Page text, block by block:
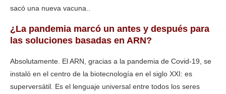
sacó una nueva vacuna..
¿La pandemia marcó un antes y después para
las soluciones basadas en ARN?
Absolutamente. El ARN, gracias a la pandemia de Covid-19, se
instaló en el centro de la biotecnología en el siglo XXI: es
superversátil. Es el lenguaje universal entre todos los seres